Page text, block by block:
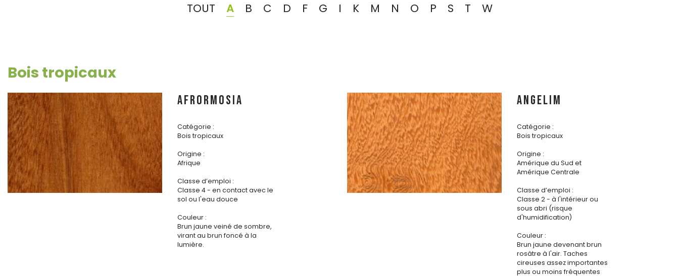
TOUT A B C D F G I K M N O P S T W
Bois tropicaux
AFRORMOSIA
Catégorie :
Bois tropicaux
Origine :
Afrique
Classe d’emploi :
Classe 4 - en contact avec le
sol ou l'eau douce
Couleur :
Brun jaune veiné de sombre,
virant au brun foncé à la
lumière.
ANGELIM
Catégorie :
Bois tropicaux
Origine :
Amérique du Sud et
Amérique Centrale
Classe d’emploi :
Classe 2 - à l'intérieur ou
sous abri (risque
d'humidification)
Couleur :
Brun jaune devenant brun
rosâtre à l'air. Taches
cireuses assez importantes
plus ou moins fréquentes